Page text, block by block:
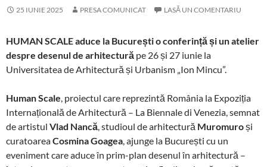
25 IUNIE 2025 PRESA COMUNICAT LASĂ UN COMENTARIU
HUMAN SCALE aduce la București o conferință și un atelier
despre desenul de arhitectură pe 26 și 27 iunie la
Universitatea de Arhitectură și Urbanism „Ion Mincu”.
Human Scale, proiectul care reprezintă România la Expoziția
Internațională de Arhitectură – La Biennale di Venezia, semnat
de artistul Vlad Nancă, studioul de arhitectură Muromuroși
curatoareaCosmina Goagea, ajunge la București cu un
eveniment care aduce în prim-plan desenul în arhitectură –